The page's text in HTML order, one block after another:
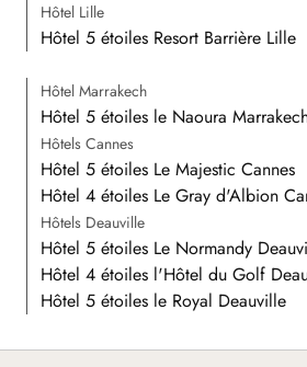
Hôtel Lille
Hôtel 5 étoiles Resort Barrière Lille
Hôtel Marrakech
Hôtel 5 étoiles le Naoura
Hôtels Cannes
Hôtel 5 étoiles Le Majestic Cannes
Hôtel 4 étoiles Le Gray d'Albion
Hôtels Deauville
Hôtel 5 étoiles Le Normandy
Hôtel 4 étoiles l'Hôtel du Golf
Hôtel 5 étoiles le Royal Deauville